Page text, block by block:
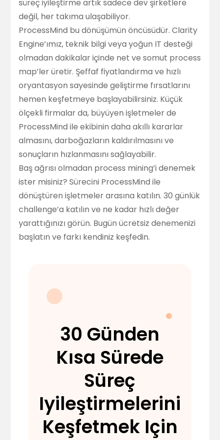
süreç iyileştirme artık sadece dev şirketlere
değil, her takıma ulaşabiliyor.
ProcessMind bu dönüşümün öncüsüdür. Clarity
Engine’ımız, teknik bilgi veya yoğun IT desteği
olmadan dakikalar içinde net ve somut process
map’ler üretir. Şeffaf fiyatlandırma ve hızlı
oryantasyon sayesinde geliştirme fırsatlarını
hemen keşfetmeye başlayabilirsiniz. Küçük
ölçekli firmalar da, büyüyen işletmeler de
ProcessMind ile ekibinin daha akıllı kararlar
almasını, darboğazların kaldırılmasını ve
sonuçların hızlanmasını sağlayabilir.
Baş ağrısı olmadan process mining’i denemek
ister misiniz? Sürecini ProcessMind ile
dönüştüren işletmeler arasına katılın. 30 günlük
challenge’a katılın ve ne kadar hızlı değer
yarattığınızı görün. Bugün ücretsiz denemenizi
başlatın ve farkı kendiniz keşfedin.
30 Günden
Kısa Sürede
Süreç
Iyileştirmelerini
Keşfetmek Için